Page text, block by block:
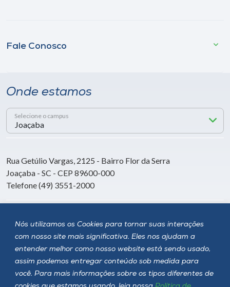
Nós utilizamos os Cookies para tornar suas interações
com nosso site mais significativa. Eles nos ajudam a
entender melhor como nosso website está sendo usado,
assim podemos entregar conteúdo sob medida para
você. Para mais informações sobre os tipos diferentes de
Fale Conosco
Onde estamos
Selecione o campus
Rua Getúlio Vargas, 2125 - Bairro Flor da Serra
Joaçaba - SC - CEP 89600-000
Telefone (49) 3551-2000
Siga a Unoesc